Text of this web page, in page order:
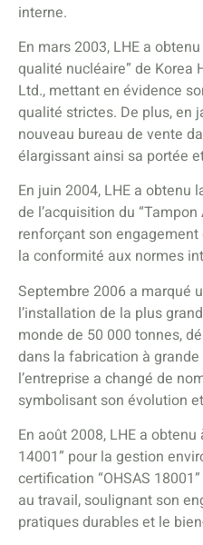
interne.
En mars 2003, LHE a
qualité nucléaire” de Korea
Ltd., mettant en évidence
qualité strictes. De plus, en
nouveau bureau de vente
élargissant ainsi sa portée
En juin 2004, LHE a obtenu
de l’acquisition du
renforçant son
la conformité aux normes
Septembre 2006 a marqué
l’installation de la plus
monde de 50 000 tonnes,
dans la fabrication à
l’entreprise a changé de
symbolisant son évolution
En août 2008, LHE a
14001” pour la gestion
certification “OHSAS
au travail, soulignant son
pratiques durables et le